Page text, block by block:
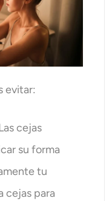
evitar:
cejas
su forma
tu
cejas para